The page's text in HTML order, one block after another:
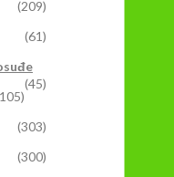
(209)
(61)
(45)
(303)
(300)